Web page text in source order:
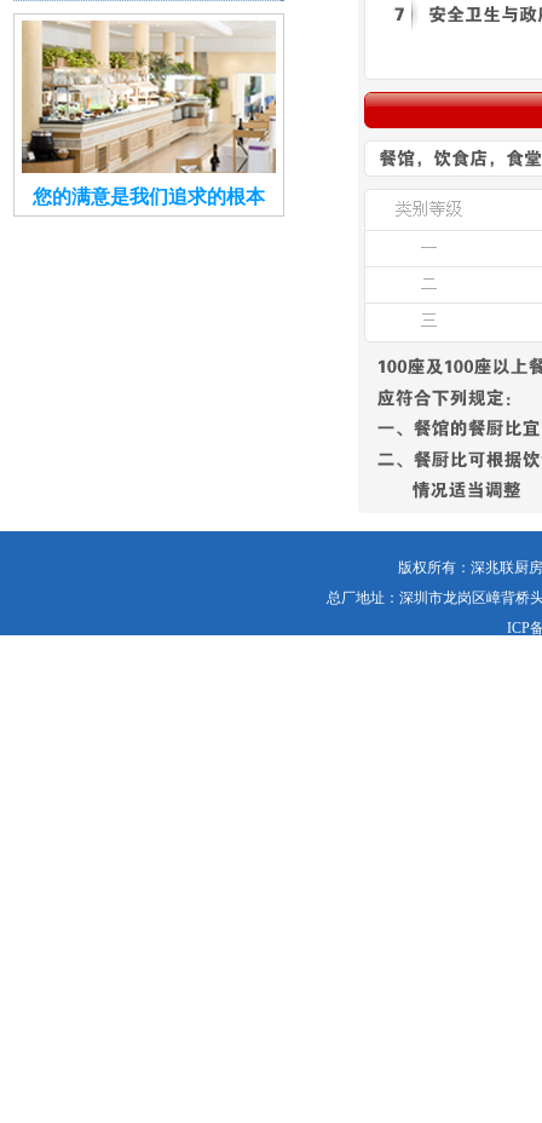
您的满意是我们追求的根本
版权所有：深兆联厨
总厂地址：深圳市龙岗区嶂背桥
ICP